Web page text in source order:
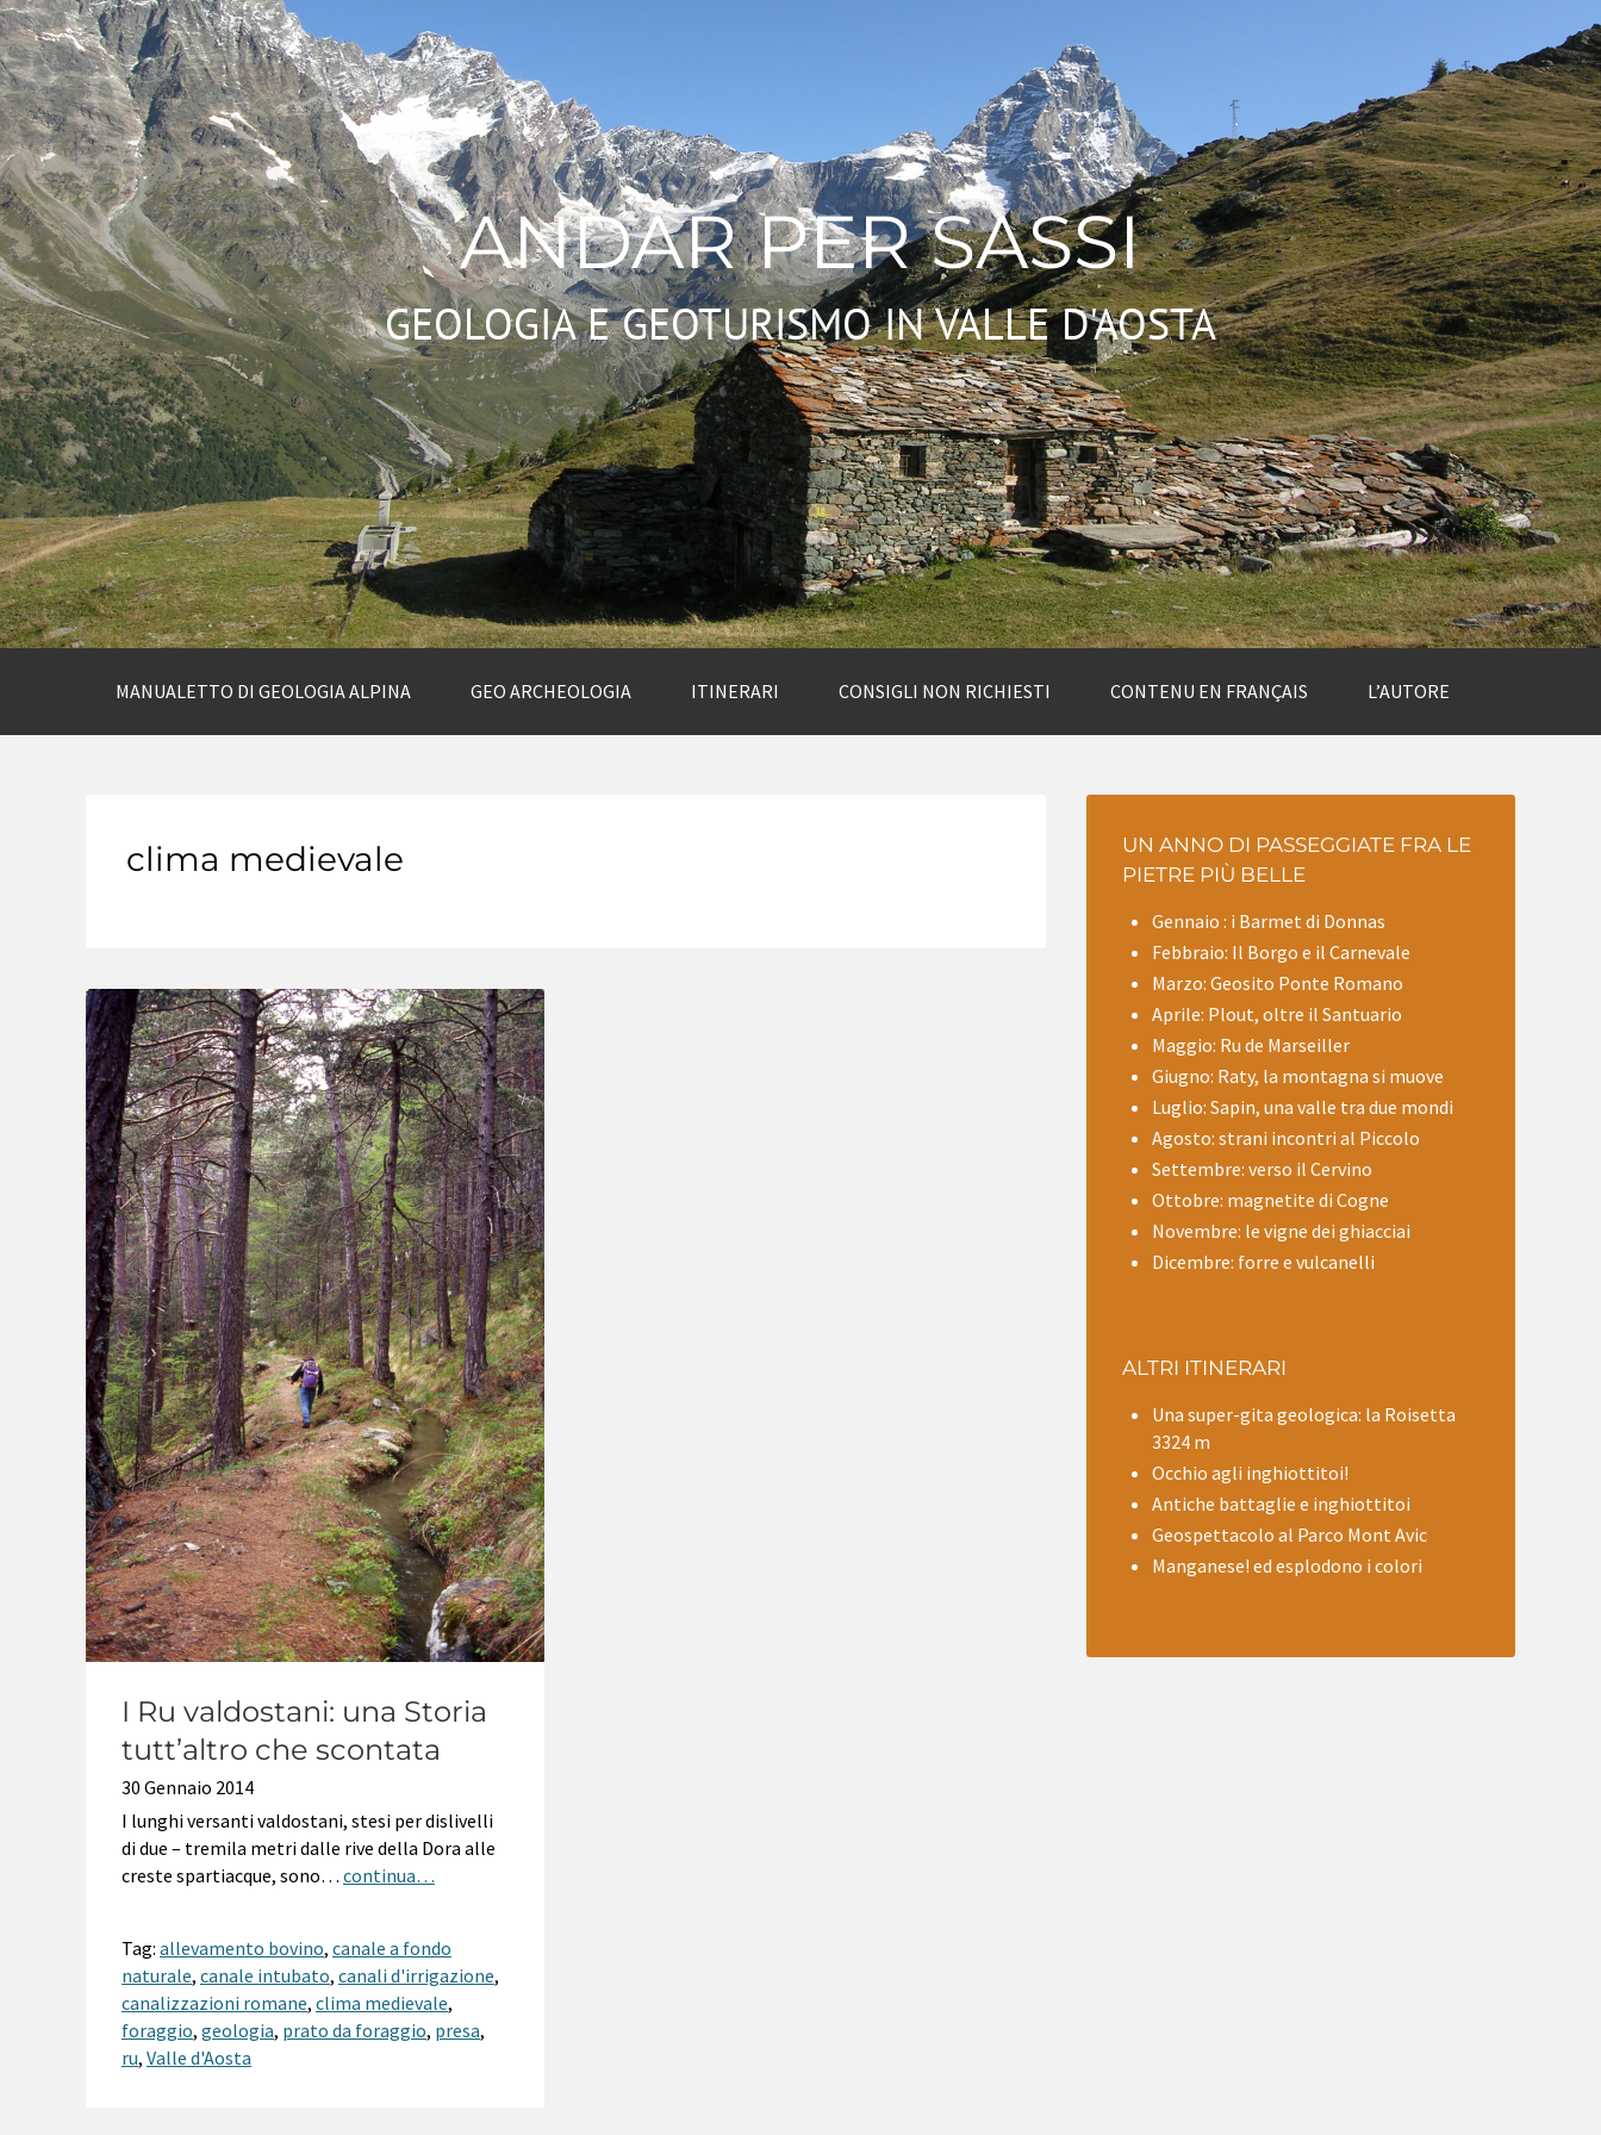
ANDAR PER SASSI
GEOLOGIA E GEOTURISMO IN VALLE D'AOSTA
MANUALETTO DI GEOLOGIA ALPINA GEO ARCHEOLOGIA ITINERARI CONSIGLI NON RICHIESTI CONTENU EN FRANÇAIS L’AUTORE
clima medievale
I Ru valdostani: una Storia
tutt’altro che scontata
30 Gennaio 2014
I lunghi versanti valdostani, stesi per dislivelli
di due – tremila metri dalle rive della Dora alle
creste spartiacque, sono… continua…
Tag: allevamento bovino, canale a fondo
naturale, canale intubato, canali d'irrigazione,
canalizzazioni romane, clima medievale,
foraggio, geologia, prato da foraggio, presa,
ru, Valle d'Aosta
UN ANNO DI PASSEGGIATE FRA LE
PIETRE PIÙ BELLE
Gennaio : i Barmet di Donnas
Febbraio: Il Borgo e il Carnevale
Marzo: Geosito Ponte Romano
Aprile: Plout, oltre il Santuario
Maggio: Ru de Marseiller
Giugno: Raty, la montagna si muove
Luglio: Sapin, una valle tra due mondi
Agosto: strani incontri al Piccolo
Settembre: verso il Cervino
Ottobre: magnetite di Cogne
Novembre: le vigne dei ghiacciai
Dicembre: forre e vulcanelli
ALTRI ITINERARI
Una super-gita geologica: la Roisetta
3324 m
Occhio agli inghiottitoi!
Antiche battaglie e inghiottitoi
Geospettacolo al Parco Mont Avic
Manganese! ed esplodono i colori